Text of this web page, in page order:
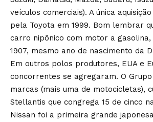
veículos comerciais). A única
pela Toyota em 1999. Bom lembrar
carro nipônico com motor a gasolina,
1907, mesmo ano de nascimento da
Em outros polos produtores, EUA e
concorrentes se agregaram. O Grupo
marcas (mais uma de motocicletas),
Stellantis que congrega 15 de cinco
Nissan foi a primeira grande